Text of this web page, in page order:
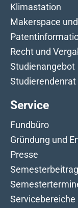
Klimastation
Makerspace
Recht und
Studienangebot
Studierendenrat
Service
Fundbüro
Gründung und
Presse
Semesterbeitrag
Servicebereiche